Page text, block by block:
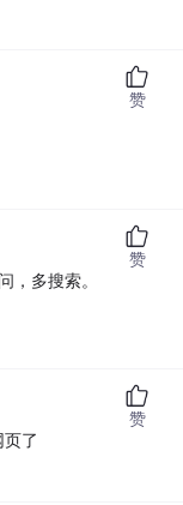
赞
，多搜索。
赞
了
赞